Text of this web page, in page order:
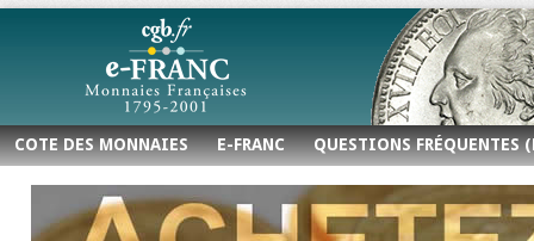
COTE DES MONNAIES E-FRANC QUESTIONS FRÉQUENTES